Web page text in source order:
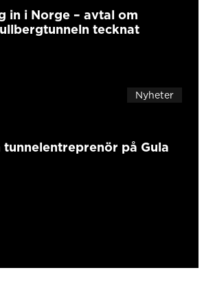
in i Norge – avtal om
tecknat
Nyheter
på Gula